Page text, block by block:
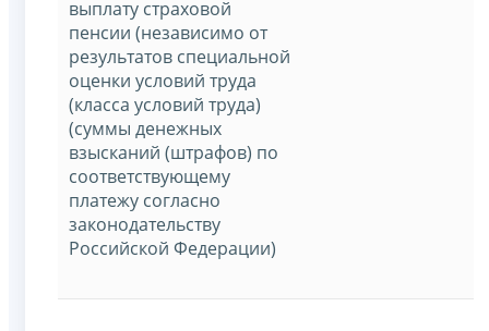
выплату страховой
пенсии (независимо от
результатов специальной
оценки условий труда
(класса условий труда)
(суммы денежных
взысканий (штрафов) по
соответствующему
платежу согласно
законодательству
Российской Федерации)